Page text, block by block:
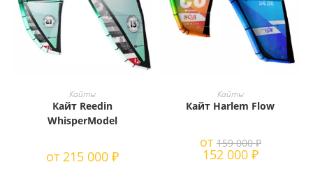
ВЫБЕРИТЕ ПАРАМЕТРЫ
товар
имеет
несколько
вариаций.
на
Кайты
Кайт Reedin
WhisperModel
от215 000₽
ВЫБЕРИТЕ ПАРАМЕТРЫ
товар
имеет
несколько
можно
выбрать
на
Кайты
Кайт Harlem Flow
от 159 000₽
152 000 ₽